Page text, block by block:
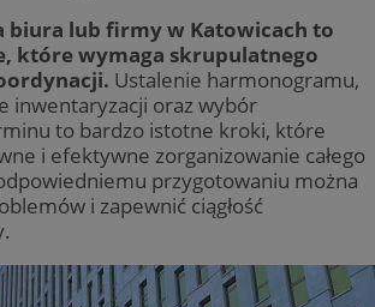
biura lub firmy w Katowicach to
które wymaga skrupulatnego
Ustalenie harmonogramu,
inwentaryzacji oraz wybór
to bardzo istotne kroki, które
i efektywne zorganizowanie całego
przygotowaniu można
i zapewnić ciągłość